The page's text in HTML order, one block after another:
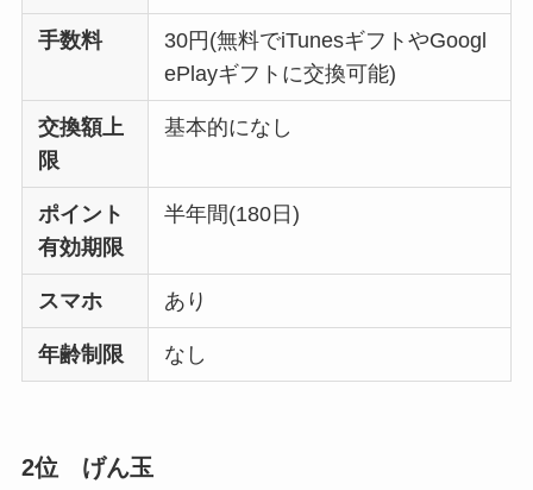
手数料
30円(無料でiTunesギフトやGoogl
ePlayギフトに交換可能)
交換額上
限
基本的になし
ポイント
有効期限
半年間(180日)
スマホ あり
年齢制限 なし
2位 げん玉